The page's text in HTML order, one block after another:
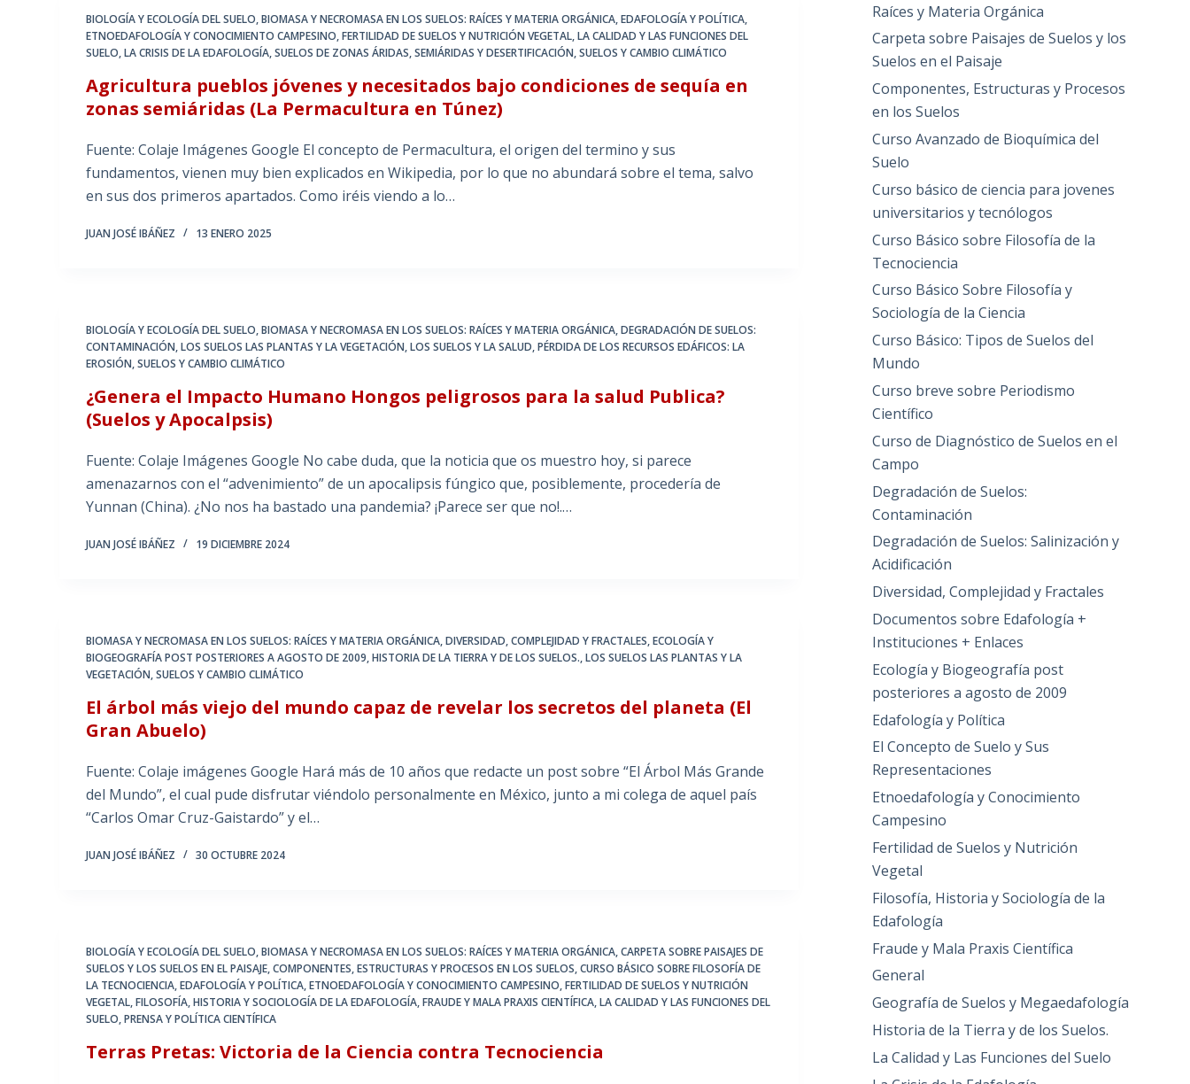
BIOLOGÍA Y ECOLOGÍA DEL SUELO,BIOMASA Y NECROMASA EN LOS SUELOS: RAÍCES Y MATERIA ORGÁNICA,EDAFOLOGÍA Y POLÍTICA,
ETNOEDAFOLOGÍA Y CONOCIMIENTO CAMPESINO,FERTILIDAD DE SUELOS Y NUTRICIÓN VEGETAL,LA CALIDAD Y LAS FUNCIONES DEL
SUELO,LA CRISIS DE LA EDAFOLOGÍA,SUELOS DE ZONAS ÁRIDAS, SEMIÁRIDAS Y DESERTIFICACIÓN,SUELOS Y CAMBIO CLIMÁTICO
Agricultura pueblos jóvenes y necesitados bajo condiciones de sequía en
zonas semiáridas (La Permacultura en Túnez)
Fuente: Colaje Imágenes Google El concepto de Permacultura, el origen del termino y sus
fundamentos, vienen muy bien explicados en Wikipedia, por lo que no abundará sobre el tema, salvo
en sus dos primeros apartados. Como iréis viendo a lo…
JUAN JOSÉ IBÁÑEZ 13 ENERO 2025
BIOLOGÍA Y ECOLOGÍA DEL SUELO,BIOMASA Y NECROMASA EN LOS SUELOS: RAÍCES Y MATERIA ORGÁNICA,DEGRADACIÓN DE SUELOS:
CONTAMINACIÓN,LOS SUELOS LAS PLANTAS Y LA VEGETACIÓN,LOS SUELOS Y LA SALUD,PÉRDIDA DE LOS RECURSOS EDÁFICOS: LA
EROSIÓN,SUELOS Y CAMBIO CLIMÁTICO
¿Genera el Impacto Humano Hongos peligrosos para la salud Publica?
(Suelos y Apocalpsis)
Fuente: Colaje Imágenes Google No cabe duda, que la noticia que os muestro hoy, si parece
amenazarnos con el “advenimiento” de un apocalipsis fúngico que, posiblemente, procedería de
Yunnan (China). ¿No nos ha bastado una pandemia? ¡Parece ser que no!.…
JUAN JOSÉ IBÁÑEZ 19 DICIEMBRE 2024
BIOMASA Y NECROMASA EN LOS SUELOS: RAÍCES Y MATERIA ORGÁNICA,DIVERSIDAD, COMPLEJIDAD Y FRACTALES,ECOLOGÍA Y
BIOGEOGRAFÍA POST POSTERIORES A AGOSTO DE 2009,HISTORIA DE LA TIERRA Y DE LOS SUELOS.,LOS SUELOS LAS PLANTAS Y LA
VEGETACIÓN,SUELOS Y CAMBIO CLIMÁTICO
El árbol más viejo del mundo capaz de revelar los secretos del planeta (El
Gran Abuelo)
Fuente: Colaje imágenes Google Hará más de 10 años que redacte un post sobre “El Árbol Más Grande
del Mundo”, el cual pude disfrutar viéndolo personalmente en México, junto a mi colega de aquel país
“Carlos Omar Cruz-Gaistardo” y el…
JUAN JOSÉ IBÁÑEZ 30 OCTUBRE 2024
BIOLOGÍA Y ECOLOGÍA DEL SUELO,BIOMASA Y NECROMASA EN LOS SUELOS: RAÍCES Y MATERIA ORGÁNICA,CARPETA SOBRE PAISAJES DE
SUELOS Y LOS SUELOS EN EL PAISAJE,COMPONENTES, ESTRUCTURAS Y PROCESOS EN LOS SUELOS,CURSO BÁSICO SOBRE FILOSOFÍA DE
LA TECNOCIENCIA,EDAFOLOGÍA Y POLÍTICA,ETNOEDAFOLOGÍA Y CONOCIMIENTO CAMPESINO,FERTILIDAD DE SUELOS Y NUTRICIÓN
VEGETAL,FILOSOFÍA, HISTORIA Y SOCIOLOGÍA DE LA EDAFOLOGÍA,FRAUDE Y MALA PRAXIS CIENTÍFICA,LA CALIDAD Y LAS FUNCIONES DEL
SUELO,PRENSA Y POLÍTICA CIENTÍFICA
Terras Pretas: Victoria de la Ciencia contra Tecnociencia
Raíces y Materia Orgánica
Carpeta sobre Paisajes de Suelos y los
Suelos en el Paisaje
Componentes, Estructuras y Procesos
en los Suelos
Curso Avanzado de Bioquímica del
Suelo
Curso básico de ciencia para jovenes
universitarios y tecnólogos
Curso Básico sobre Filosofía de la
Tecnociencia
Curso Básico Sobre Filosofía y
Sociología de la Ciencia
Curso Básico: Tipos de Suelos del
Mundo
Curso breve sobre Periodismo
Científico
Curso de Diagnóstico de Suelos en el
Campo
Degradación de Suelos:
Contaminación
Degradación de Suelos: Salinización y
Acidificación
Diversidad, Complejidad y Fractales
Documentos sobre Edafología +
Instituciones + Enlaces
Ecología y Biogeografía post
posteriores a agosto de 2009
Edafología y Política
El Concepto de Suelo y Sus
Representaciones
Etnoedafología y Conocimiento
Campesino
Fertilidad de Suelos y Nutrición
Vegetal
Filosofía, Historia y Sociología de la
Edafología
Fraude y Mala Praxis Científica
General
Geografía de Suelos y Megaedafología
Historia de la Tierra y de los Suelos.
La Calidad y Las Funciones del Suelo